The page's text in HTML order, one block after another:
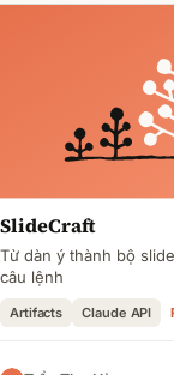
SlideCraft
Từ dàn ý thành bộ
câu lệnh
Artifacts Claude API